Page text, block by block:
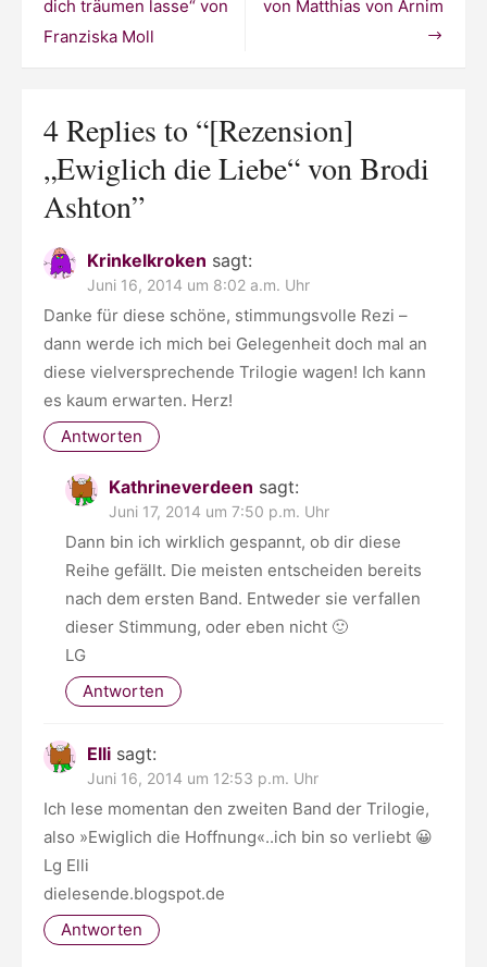
Ashton
von Matthias von Arnim
dich träumen lasse“ von
Franziska Moll
4 Replies to “[Rezension]
„Ewiglich die Liebe“ von Brodi
Ashton”
Krinkelkroken sagt:
Juni 16, 2014 um 8:02 a.m. Uhr
Danke für diese schöne, stimmungsvolle Rezi –
dann werde ich mich bei Gelegenheit doch mal an
diese vielversprechende Trilogie wagen! Ich kann
es kaum erwarten. Herz!
Antworten
Kathrineverdeen sagt:
Juni 17, 2014 um 7:50 p.m. Uhr
Dann bin ich wirklich gespannt, ob dir diese
Reihe gefällt. Die meisten entscheiden bereits
nach dem ersten Band. Entweder sie verfallen
dieser Stimmung, oder eben nicht 🙂
LG
Antworten
Elli sagt:
Juni 16, 2014 um 12:53 p.m. Uhr
Ich lese momentan den zweiten Band der Trilogie,
also »Ewiglich die Hoffnung«..ich bin so verliebt 😀
Lg Elli
dielesende.blogspot.de
Antworten